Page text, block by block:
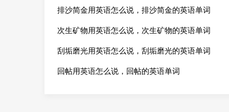
排沙简金用英语怎么说，排沙简金的英语单词
次生矿物用英语怎么说，次生矿物的英语单词
刮垢磨光用英语怎么说，刮垢磨光的英语单词
回帖用英语怎么说，回帖的英语单词